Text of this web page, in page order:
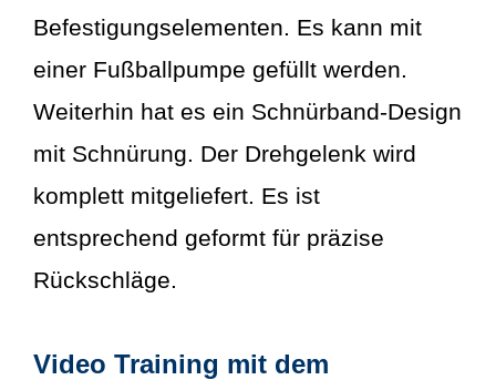
Befestigungselementen. Es kann mit
einer Fußballpumpe gefüllt werden.
Weiterhin hat es ein Schnürband-Design
mit Schnürung. Der Drehgelenk wird
komplett mitgeliefert. Es ist
entsprechend geformt für präzise
Rückschläge.
Video Training mit dem